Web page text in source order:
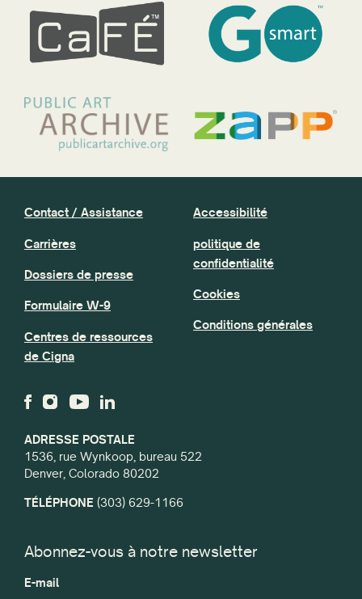
ADRESSE POSTALE
1536, rue Wynkoop, bureau 522
Denver, Colorado 80202
TÉLÉPHONE (303) 629-1166
Contact / Assistance
Carrières
Dossiers de presse
Formulaire W-9
Centres de ressources
de Cigna
Accessibilité
politique de
confidentialité
Cookies
Conditions générales
Abonnez-vous à notre newsletter
E-mail